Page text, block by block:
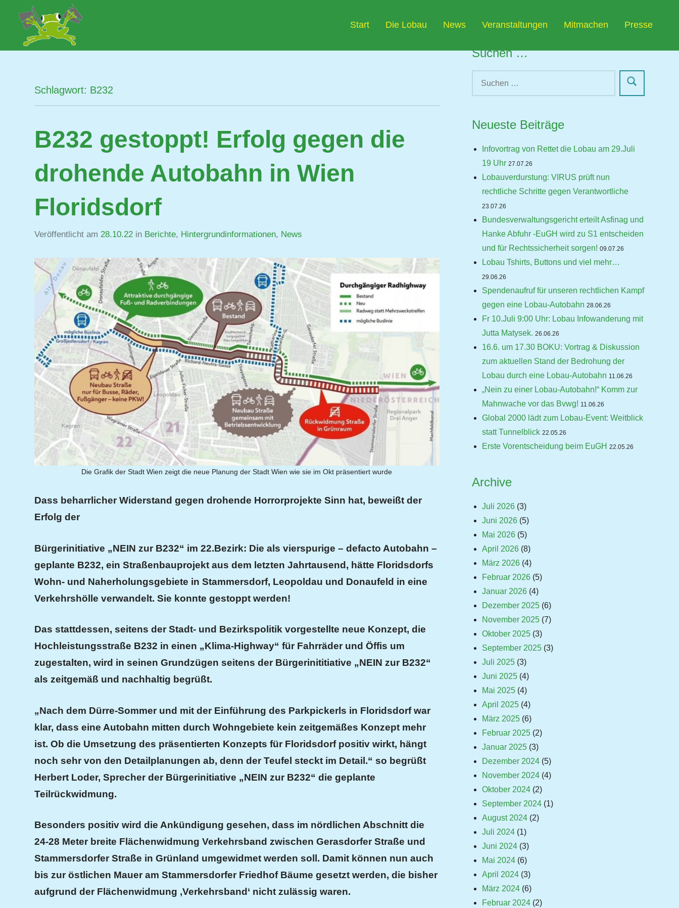
springenLobau.org
BürgerInitiative
"Rettet
Natur
Start Die Lobau News Veranstaltungen Mitmachen Presse
Schlagwort: B232
B232 gestoppt! Erfolg gegen die
drohende Autobahn in Wien
Floridsdorf
Veröffentlicht am 28.10.22 von
Matysek
in Berichte, Hintergrundinformationen, News
Die Grafik der Stadt Wien zeigt die neue Planung der Stadt Wien wie sie im Okt präsentiert wurde
Dass beharrlicher Widerstand gegen drohende Horrorprojekte Sinn hat, beweißt der
Erfolg der
Bürgerinitiative „NEIN zur B232“ im 22.Bezirk: Die als vierspurige – defacto Autobahn –
geplante B232, ein Straßenbauprojekt aus dem letzten Jahrtausend, hätte Floridsdorfs
Wohn- und Naherholungsgebiete in Stammersdorf, Leopoldau und Donaufeld in eine
Verkehrshölle verwandelt. Sie konnte gestoppt werden!
Das stattdessen, seitens der Stadt- und Bezirkspolitik vorgestellte neue Konzept, die
Hochleistungsstraße B232 in einen „Klima-Highway“ für Fahrräder und Öffis um
zugestalten, wird in seinen Grundzügen seitens der Bürgerinititiative „NEIN zur B232“
als zeitgemäß und nachhaltig begrüßt.
„Nach dem Dürre-Sommer und mit der Einführung des Parkpickerls in Floridsdorf war
klar, dass eine Autobahn mitten durch Wohngebiete kein zeitgemäßes Konzept mehr
ist. Ob die Umsetzung des präsentierten Konzepts für Floridsdorf positiv wirkt, hängt
noch sehr von den Detailplanungen ab, denn der Teufel steckt im Detail.“ so begrüßt
Herbert Loder, Sprecher der Bürgerinitiative „NEIN zur B232“ die geplante
Teilrückwidmung.
Besonders positiv wird die Ankündigung gesehen, dass im nördlichen Abschnitt die
24-28 Meter breite Flächenwidmung Verkehrsband zwischen Gerasdorfer Straße und
Stammersdorfer Straße in Grünland umgewidmet werden soll. Damit können nun auch
bis zur östlichen Mauer am Stammersdorfer Friedhof Bäume gesetzt werden, die bisher
aufgrund der Flächenwidmung ‚Verkehrsband‘ nicht zulässig waren.
Suchen …
Neueste Beiträge
Infovortrag von Rettet die Lobau am 29.Juli
19 Uhr 27.07.26
Lobauverdurstung: VIRUS prüft nun
rechtliche Schritte gegen Verantwortliche
23.07.26
Bundesverwaltungsgericht erteilt Asfinag und
Hanke Abfuhr -EuGH wird zu S1 entscheiden
und für Rechtssicherheit sorgen! 09.07.26
Lobau Tshirts, Buttons und viel mehr…
29.06.26
Spendenaufruf für unseren rechtlichen Kampf
gegen eine Lobau-Autobahn 28.06.26
Fr 10.Juli 9:00 Uhr: Lobau Infowanderung mit
Jutta Matysek. 26.06.26
16.6. um 17.30 BOKU: Vortrag & Diskussion
zum aktuellen Stand der Bedrohung der
Lobau durch eine Lobau-Autobahn 11.06.26
„Nein zu einer Lobau-Autobahn!“ Komm zur
Mahnwache vor das Bvwg! 11.06.26
Global 2000 lädt zum Lobau-Event: Weitblick
statt Tunnelblick 22.05.26
Erste Vorentscheidung beim EuGH 22.05.26
Archive
Juli 2026(3)
Juni 2026(5)
Mai 2026(5)
April 2026(8)
März 2026(4)
Februar 2026(5)
Januar 2026(4)
Dezember 2025(6)
November 2025(7)
Oktober 2025(3)
September 2025(3)
Juli 2025(3)
Juni 2025(4)
Mai 2025(4)
April 2025(4)
März 2025(6)
Februar 2025(2)
Januar 2025(3)
Dezember 2024(5)
November 2024(4)
Oktober 2024(2)
September 2024(1)
August 2024(2)
Juli 2024(1)
Juni 2024(3)
Mai 2024(6)
April 2024(3)
März 2024(6)
Februar 2024(2)